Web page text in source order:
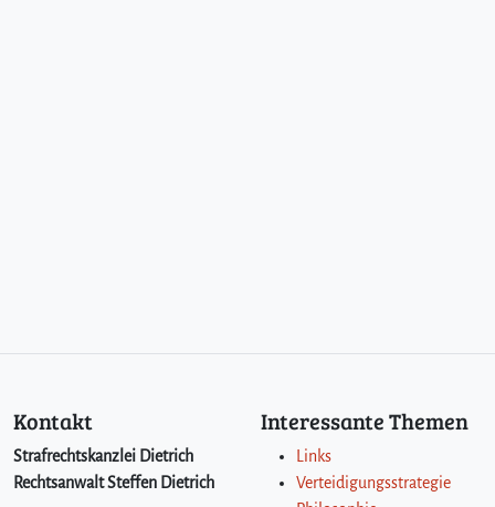
Kontakt
Strafrechtskanzlei Dietrich
Rechtsanwalt Steffen Dietrich
Interessante Themen
Links
Verteidigungsstrategie